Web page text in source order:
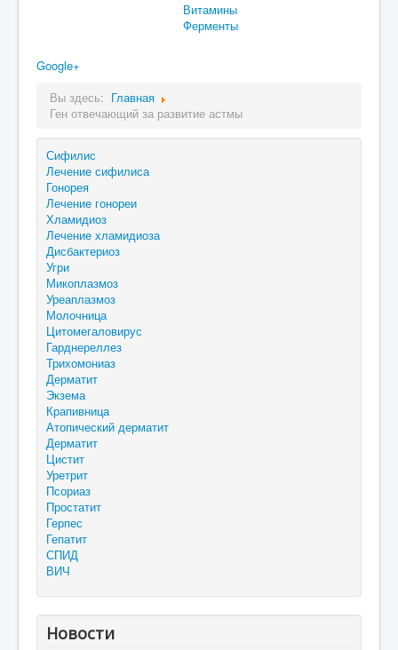
Витамины
Ферменты
Google+
Вы здесь: Главная
Ген отвечающий за развитие астмы
Сифилис
Лечение сифилиса
Гонорея
Лечение гонореи
Хламидиоз
Лечение хламидиоза
Дисбактериоз
Угри
Микоплазмоз
Уреаплазмоз
Молочница
Цитомегаловирус
Гарднереллез
Трихомониаз
Дерматит
Экзема
Крапивница
Атопический дерматит
Дерматит
Цистит
Уретрит
Псориаз
Простатит
Герпес
Гепатит
СПИД
ВИЧ
Новости